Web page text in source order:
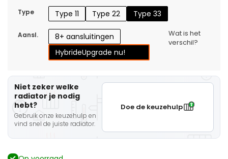
Type Type 11 Type 22 Type 33
Aansl.
8+ aansluitingen
HybrideUpgrade nu!
Wat is het
verschil?
Niet zeker welke
radiator je nodig
hebt?
Gebruik onze keuzehulp en
vind snel de juiste radiator.
Doe de keuzehulp